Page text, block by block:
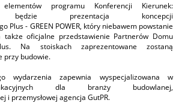
programu Konferencji Kierunek:
będzie prezentacja koncepcji
Plus - GREEN POWER, który niebawem powstanie
oficjalne przedstawienie Partnerów Domu
Na stoiskach zaprezentowane zostaną
przy budowie.
wydarzenia zapewnia wyspecjalizowana w
dla branży budowlanej,
i przemysłowej agencja GutPR.